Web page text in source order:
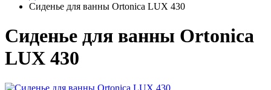
Сиденье для ванны Ortonica LUX 430
Сиденье для ванны Ortonica
LUX 430